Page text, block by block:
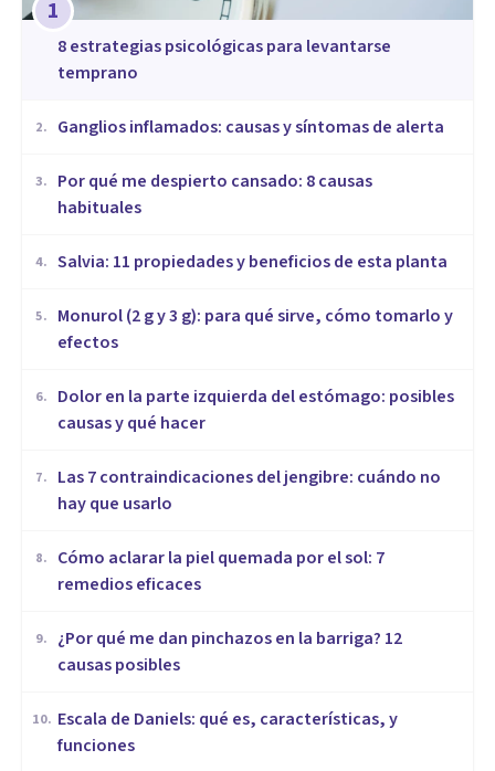
1
8 estrategias psicológicas para levantarse
temprano
2. Ganglios inflamados: causas y síntomas de alerta
3.
Por qué me despierto cansado: 8 causas
habituales
4. Salvia: 11 propiedades y beneficios de esta planta
5.
Monurol (2 g y 3 g): para qué sirve, cómo tomarlo y
efectos
6.
Dolor en la parte izquierda del estómago: posibles
causas y qué hacer
7.
Las 7 contraindicaciones del jengibre: cuándo no
hay que usarlo
8.
Cómo aclarar la piel quemada por el sol: 7
remedios eficaces
9.
¿Por qué me dan pinchazos en la barriga? 12
causas posibles
10. Escala de Daniels: qué es, características, y
funciones